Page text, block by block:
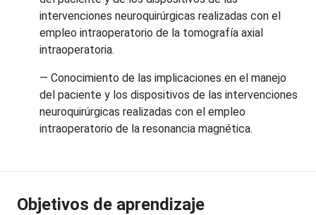
intervenciones neuroquirúrgicas realizadas con el
empleo intraoperatorio de la tomografía axial
intraoperatoria.
— Conocimiento de las implicaciones en el manejo
del paciente y los dispositivos de las intervenciones
neuroquirúrgicas realizadas con el empleo
intraoperatorio de la resonancia magnética.
Objetivos de aprendizaje